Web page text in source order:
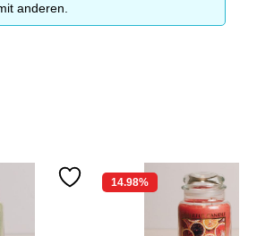
anderen.
14.98%